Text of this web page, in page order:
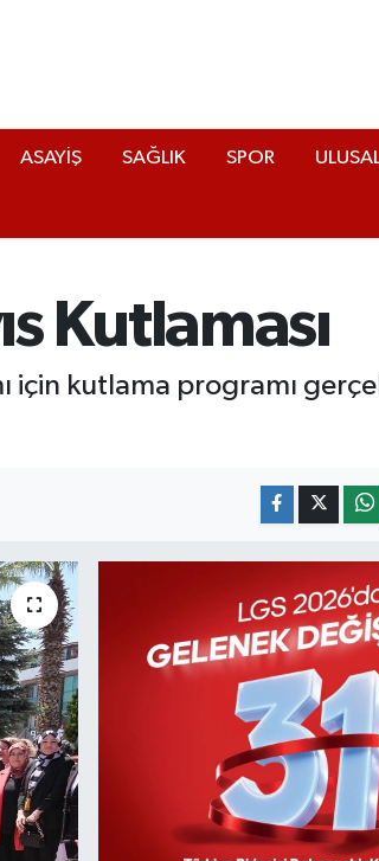
ASAYİŞ SAĞLIK SPOR
Kutlaması
için kutlama programı